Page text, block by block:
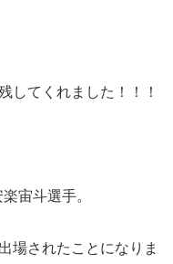
してくれました！！！
宙斗選手。
場されたことになりま